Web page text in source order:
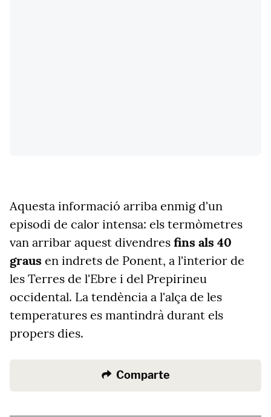
Aquesta informació arriba enmig d'un
episodi de calor intensa: els termòmetres
van arribar aquest divendres fins als 40
graus en indrets de Ponent, a l'interior de
les Terres de l'Ebre i del Prepirineu
occidental. La tendència a l'alça de les
temperatures es mantindrà durant els
propers dies.
Comparte